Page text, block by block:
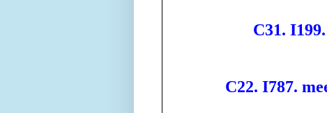
C31.
C22. I787.